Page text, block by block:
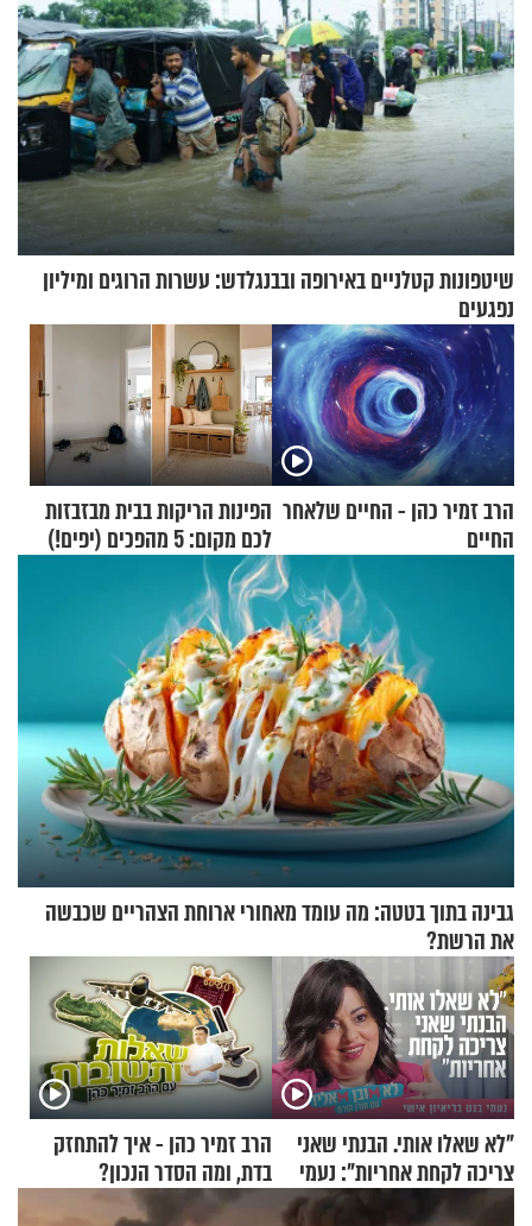
שיטפונות קטלניים באירופה ובבנגלדש: עשרות הרוגים ומיליון
נפגעים
הרב זמיר כהן - החיים שלאחר
החיים
הפינות הריקות בבית מבזבזות
לכם מקום: 5 מהפכים (יפים!)
שאפשר לעשות כבר היום
גבינה בתוך בטטה: מה עומד מאחורי ארוחת הצהריים שכבשה
את הרשת?
"לא שאלו אותי. הבנתי שאני
צריכה לקחת אחריות": נעמי
בנט בריאיון אישי
הרב זמיר כהן - איך להתחזק
בדת, ומה הסדר הנכון?